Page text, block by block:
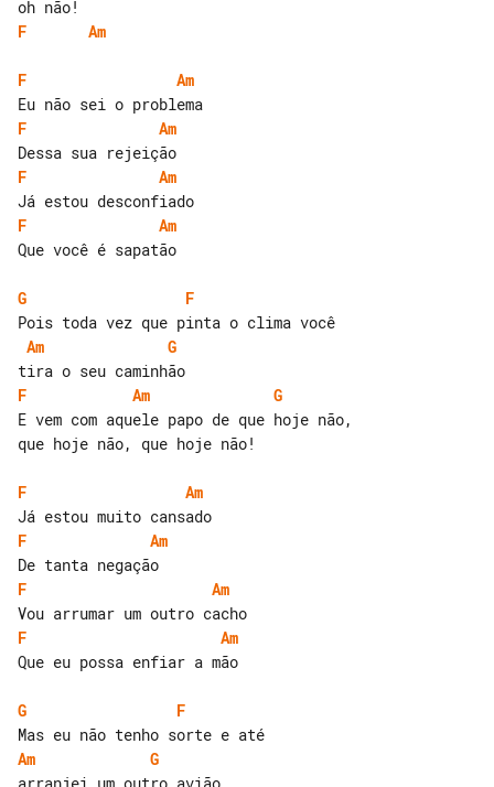
F
Am
F
Am
F
Am
F
Am
F
Am
Que você é sapatão
G
F
Am
G
F
Am
G
E vem com aquele papo de que hoje não,
que hoje não, que hoje não!
F
Am
F
Am
F
Am
F
Am
Que eu possa enfiar a mão
G
F
Am
G